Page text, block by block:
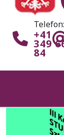
Telefon:
+41
349
84